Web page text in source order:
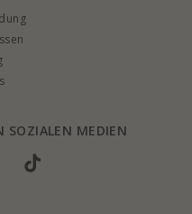
SOZIALEN MEDIEN